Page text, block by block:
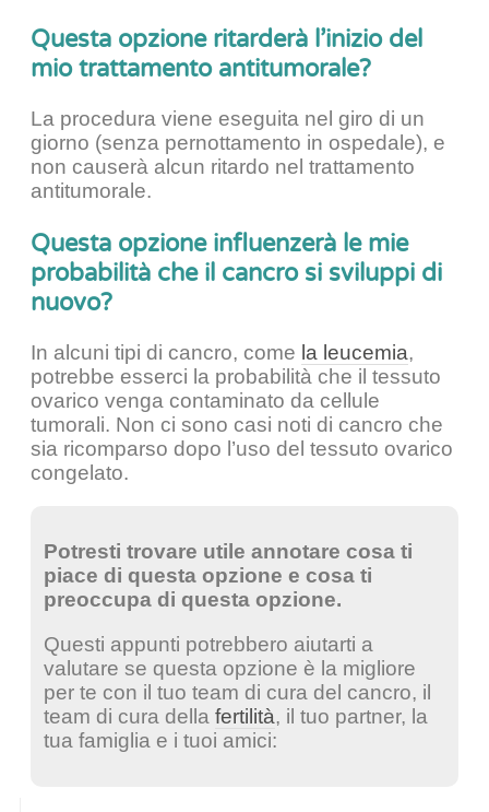
Questa opzione ritarderà l’inizio del
mio trattamento antitumorale?
La procedura viene eseguita nel giro di un
giorno (senza pernottamento in ospedale), e
non causerà alcun ritardo nel trattamento
antitumorale.
Questa opzione influenzerà le mie
probabilità che il cancro si sviluppi di
nuovo?
In alcuni tipi di cancro, come la leucemia,
potrebbe esserci la probabilità che il tessuto
ovarico venga contaminato da cellule
tumorali. Non ci sono casi noti di cancro che
sia ricomparso dopo l’uso del tessuto ovarico
congelato.
Potresti trovare utile annotare cosa ti
piace di questa opzione e cosa ti
preoccupa di questa opzione.
Questi appunti potrebbero aiutarti a
valutare se questa opzione è la migliore
per te con il tuo team di cura del cancro, il
team di cura della fertilità, il tuo partner, la
tua famiglia e i tuoi amici: